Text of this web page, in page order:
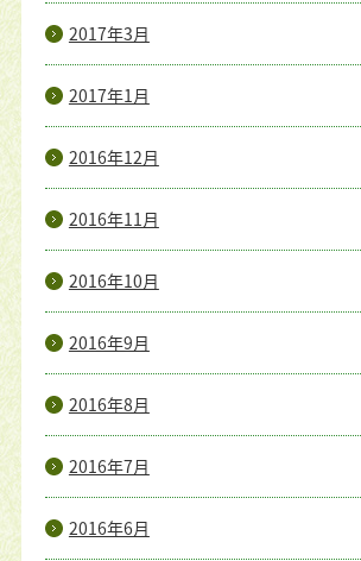
2017年3月
2017年1月
2016年12月
2016年11月
2016年10月
2016年9月
2016年8月
2016年7月
2016年6月